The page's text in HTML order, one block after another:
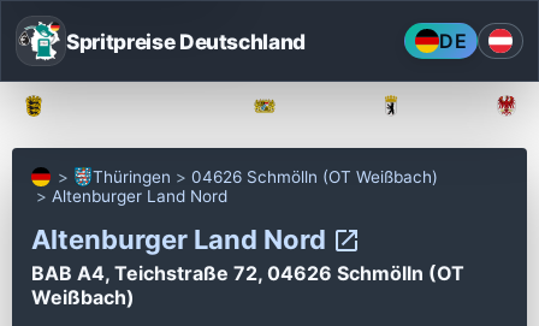
Spritpreise Deutschland DE
Thüringen
04626 Schmölln (OT Weißbach)
Altenburger Land Nord
Altenburger Land Nord
BAB A4, Teichstraße 72, 04626 Schmölln (OT
Weißbach)